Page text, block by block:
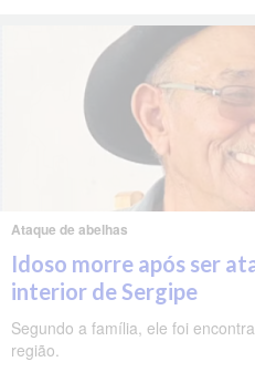
Ataque de abelhas
Idoso morre após ser
interior de Sergipe
Segundo a família, ele foi
região.